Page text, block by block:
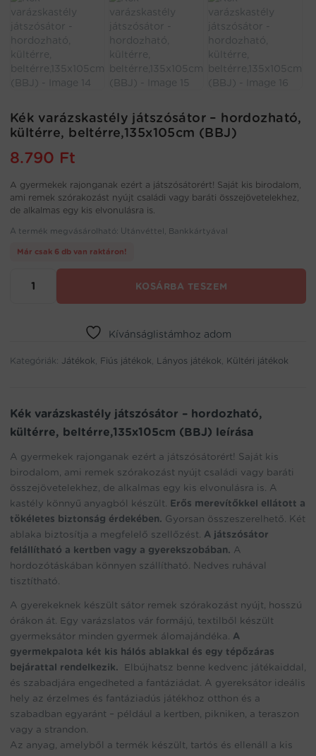
Kék varázskastély játszósátor – hordozható,
kültérre, beltérre,135x105cm (BBJ)
8.790 Ft
A gyermekek rajonganak ezért a játszósátorért! Saját kis birodalom,
ami remek szórakozást nyújt családi vagy baráti összejövetelekhez,
de alkalmas egy kis elvonulásra is.
A termék megvásárolható: Utánvéttel, Bankkártyával
Már csak 6 db van raktáron!
varázskastély
játszósátor
beltérre,135x105cm
KOSÁRBA TESZEM
Kívánságlistámhoz adom
Kategóriák: Játékok, Fiús játékok, Lányos játékok, Kültéri játékok
Kék varázskastély játszósátor – hordozható,
kültérre, beltérre,135x105cm (BBJ) leírása
A gyermekek rajonganak ezért a játszósátorért! Saját kis
birodalom, ami remek szórakozást nyújt családi vagy baráti
összejövetelekhez, de alkalmas egy kis elvonulásra is. A
kastély könnyű anyagból készült. Erős merevítőkkel ellátott a
tökéletes biztonság érdekében. Gyorsan összeszerelhető. Két
ablaka biztosítja a megfelelő szellőzést. A játszósátor
felállítható a kertben vagy a gyerekszobában. A
hordozótáskában könnyen szállítható. Nedves ruhával
tisztítható.
A gyerekeknek készült sátor remek szórakozást nyújt, hosszú
órákon át. Egy varázslatos vár formájú, textilből készült
gyermeksátor minden gyermek álomajándéka. A
gyermekpalota két kis hálós ablakkal és egy tépőzáras
bejárattal rendelkezik.
Elbújhatsz benne kedvenc játékaiddal,
és szabadjára engedheted a fantáziádat. A gyereksátor ideális
hely az érzelmes és fantáziadús játékhoz otthon és a
szabadban egyaránt – például a kertben, pikniken, a teraszon
vagy a strandon.
Az anyag, amelyből a termék készült, tartós és ellenáll a kis